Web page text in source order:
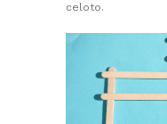
celoto.